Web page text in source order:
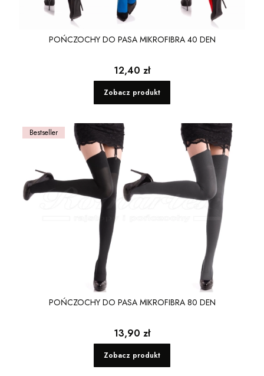
POŃCZOCHY DO PASA MIKROFIBRA 40 DEN
Cena
12,40 zł
Zobacz produkt
Bestseller
POŃCZOCHY DO PASA MIKROFIBRA 80 DEN
Cena
13,90 zł
Zobacz produkt